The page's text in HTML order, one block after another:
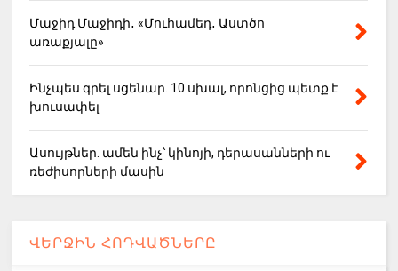
Մաջիդ Մաջիդի․ «Մուհամեդ․ Աստծո
առաքյալը»
Ինչպես գրել սցենար. 10 սխալ, որոնցից պետք է
խուսափել
Ասույթներ. ամեն ինչ՝ կինոյի, դերասանների ու
ռեժիսորների մասին
ՎԵՐՋԻՆ ՀՈԴՎԱԾՆԵՐԸ